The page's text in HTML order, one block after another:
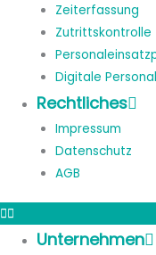
Zeiterfassung
Zutrittskontrolle
Digitale
Rechtliches
Impressum
Datenschutz
AGB
Unternehmen